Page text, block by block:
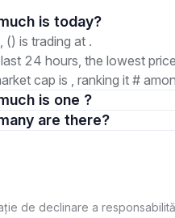
1. How much is today?
() is trading at .
24 hours, the lowest
cap is , ranking it #
much is one ?
3. How many are there?
de declinare a